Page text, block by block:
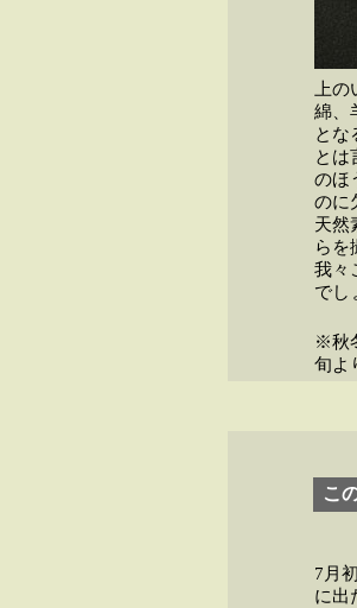
上
綿、
とな
とは
のほ
のに
天然
らを
我々
でし
※秋
旬よ
こ
7月
に出